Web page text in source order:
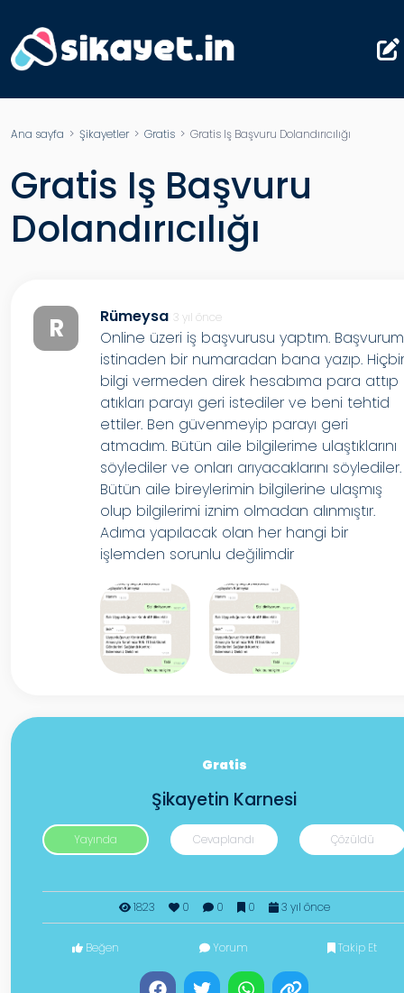
Ana sayfa > Şikayetler> Gratis > Gratis Iş Başvuru Dolandırıcılığı
Gratis Iş Başvuru
Dolandırıcılığı
R Rümeysa 3 yıl önce
Online üzeri iş başvurusu yaptım.
istinaden bir numaradan bana yazıp.
bilgi vermeden direk hesabıma para attıp
atıkları parayı geri istediler ve beni tehtid
ettiler. Ben güvenmeyip parayı geri
atmadım. Bütün aile bilgilerime ulaştıklarını
söylediler ve onları arıyacaklarını söylediler.
Bütün aile bireylerimin bilgilerine ulaşmış
olup bilgilerimi iznim olmadan alınmıştır.
Adıma yapılacak olan her hangi bir
işlemden sorunlu değilimdir
Gratis
Şikayetin Karnesi
Yayında Cevaplandı Çözüldü
1823 0 0 0 3 yıl önce
Beğen Yorum Takip Et